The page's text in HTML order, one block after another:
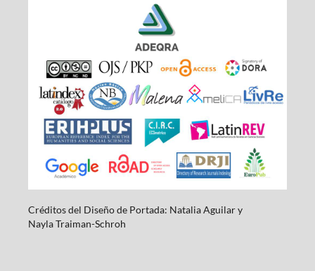
Créditos del Diseño de Portada: Natalia Aguilar y
NaylaTraiman-Schroh